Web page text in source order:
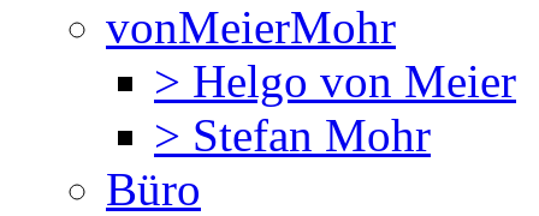
vonMeierMohr
> Helgo von Meier
> Stefan Mohr
Büro